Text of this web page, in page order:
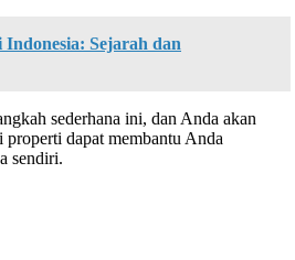
Sejarah dan
sederhana ini, dan Anda akan
properti dapat membantu Anda
sendiri.